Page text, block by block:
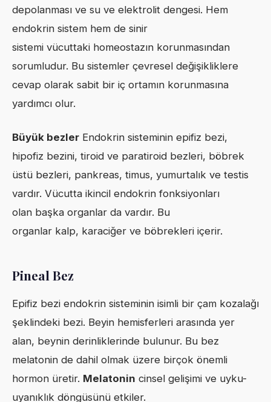
depolanması ve su ve elektrolit dengesi. Hem
endokrin sistem hem de sinir
sistemi vücuttaki homeostazın korunmasından
sorumludur. Bu sistemler çevresel değişikliklere
cevap olarak sabit bir iç ortamın korunmasına
yardımcı olur.
Büyük bezler Endokrin sisteminin epifiz bezi,
hipofiz bezini, tiroid ve paratiroid bezleri, böbrek
üstü bezleri, pankreas, timus, yumurtalık ve testis
vardır. Vücutta ikincil endokrin fonksiyonları
olan başka organlar da vardır. Bu
organlar kalp, karaciğer ve böbrekleri içerir.
Pineal Bez
Epifiz bezi endokrin sisteminin isimli bir çam kozalağı
şeklindeki bezi. Beyin hemisferleri arasında yer
alan, beynin derinliklerinde bulunur. Bu bez
melatonin de dahil olmak üzere birçok önemli
hormon üretir. Melatonin cinsel gelişimi ve uyku-
uyanıklık döngüsünü etkiler.